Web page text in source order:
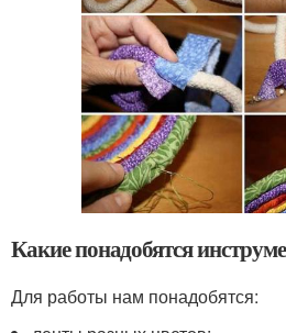
Какие понадобятся
Для работы нам понадобятся: